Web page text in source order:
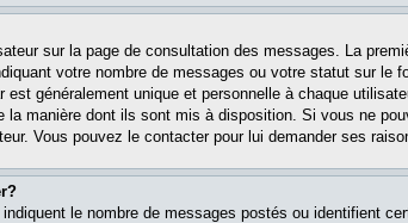
sur la page de consultation des messages. La
votre nombre de messages ou votre statut sur le
généralement unique et personnelle à chaque
la manière dont ils sont mis à disposition. Si vous ne
Vous pouvez le contacter pour lui demander ses
le nombre de messages postés ou identifient